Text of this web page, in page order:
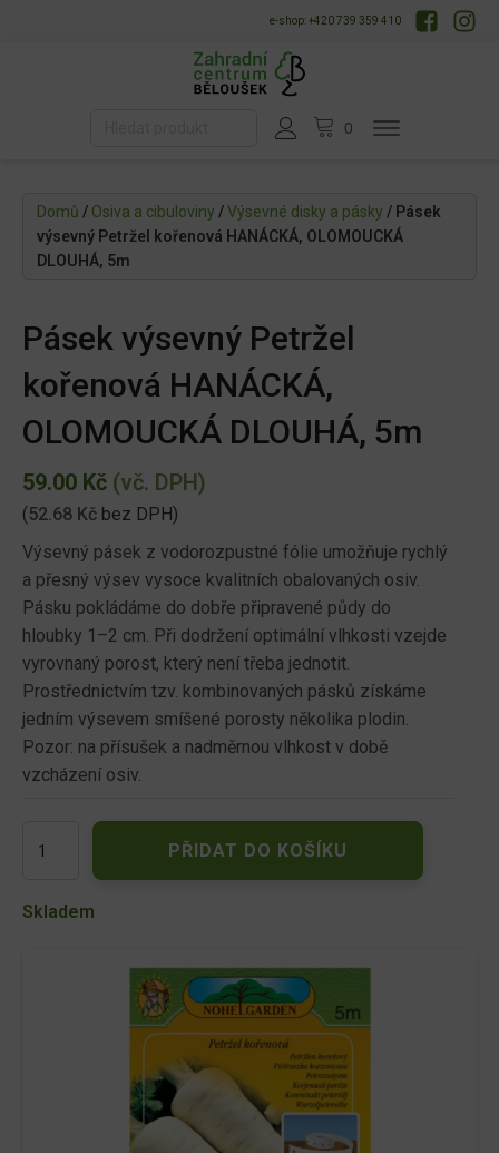
e-shop: +420 739 359 410
Domů / Osiva a cibuloviny /Výsevné disky a pásky / Pásek
výsevný Petržel kořenová HANÁCKÁ, OLOMOUCKÁ
DLOUHÁ, 5m
Pásek výsevný Petržel
kořenová HANÁCKÁ,
OLOMOUCKÁ DLOUHÁ, 5m
59.00 Kč (vč. DPH)
(52.68 Kč bez DPH)
Výsevný pásek z vodorozpustné fólie umožňuje rychlý
a přesný výsev vysoce kvalitních obalovaných osiv.
Pásku pokládáme do dobře připravené půdy do
hloubky 1–2 cm. Při dodržení optimální vlhkosti vzejde
vyrovnaný porost, který není třeba jednotit.
Prostřednictvím tzv. kombinovaných pásků získáme
jedním výsevem smíšené porosty několika plodin.
Pozor: na přísušek a nadměrnou vlhkost v době
vzcházení osiv.
výsevný
kořenová
PŘIDAT DO KOŠÍKU
Skladem